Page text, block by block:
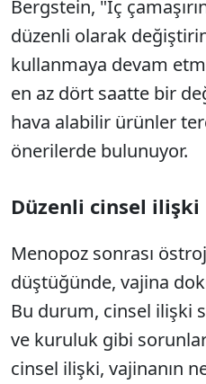
Bergstein, "İç
düzenli olarak
kullanmaya devam
en az dört saatte bir
hava alabilir ürünler
önerilerde bulunuyor.
Düzenli cinsel ilişki
Menopoz sonrası
düştüğünde, vajina
Bu durum, cinsel ilişki
ve kuruluk gibi
cinsel ilişki, vajinanın